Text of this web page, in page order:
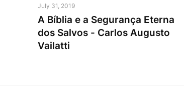
July 31, 2019
A Bíblia e a Segurança Eterna
dos Salvos - Carlos Augusto
Vailatti